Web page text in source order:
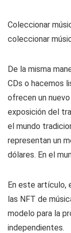
Coleccionar
coleccionar
De la misma
CDs o hacemos
ofrecen un
exposición del
el mundo
representan un
dólares. En el
En este artículo,
las NFT de
modelo para la
independientes.